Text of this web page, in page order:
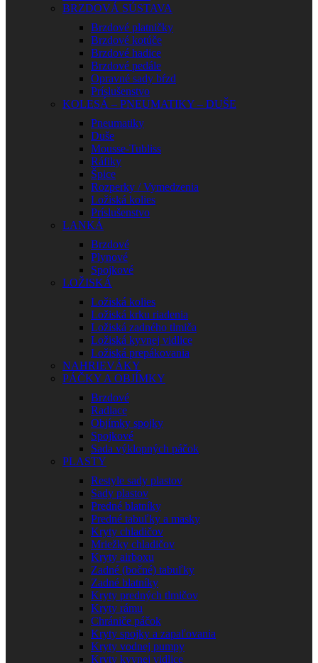
BRZDOVÁ SÚSTAVA
Brzdové platničky
Brzdové kotúče
Brzdové hadice
Brzdové pedále
Opravné sady bŕzd
Príslušenstvo
KOLESÁ – PNEUMATIKY – DUŠE
Pneumatiky
Duše
Mousse-Tubliss
Ráfiky
Špice
Rozperky / Vymedzenia
Ložiská kolies
Príslušenstvo
LANKÁ
Brzdové
Plynové
Spojkové
LOŽISKÁ
Ložiská kolies
Ložiská krku riadenia
Ložiská zadného tlmiča
Ložiská kyvnej vidlice
Ložiská prepákovania
NAHRIEVÁKY
PÁČKY A OBJÍMKY
Brzdové
Radiace
Objímky spojky
Spojkové
Sada výklopných páčok
PLASTY
Restyle sady plastov
Sady plastov
Predné blatníky
Predné tabuľky a masky
Kryty chladičov
Mriežky chladičov
Kryty airboxu
Zadné (bočné) tabuľky
Zadné blatníky
Kryty predných tlmičov
Kryty rámu
Chrániče páčok
Kryty spojky a zapaľovania
Kryty vodnej pumpy
Kryty kyvnej vidlice